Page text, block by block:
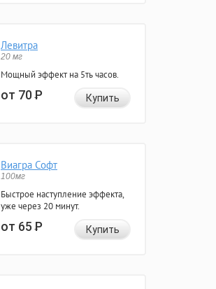
Левитра
20 мг
Мощный эффект на 5ть часов.
от 70Р Купить
Виагра Софт
100мг
Быстрое наступление эффекта,
уже через 20 минут.
от 65Р Купить